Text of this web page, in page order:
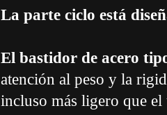
La parte ciclo está
El bastidor de acero
atención al peso y la
incluso más ligero que